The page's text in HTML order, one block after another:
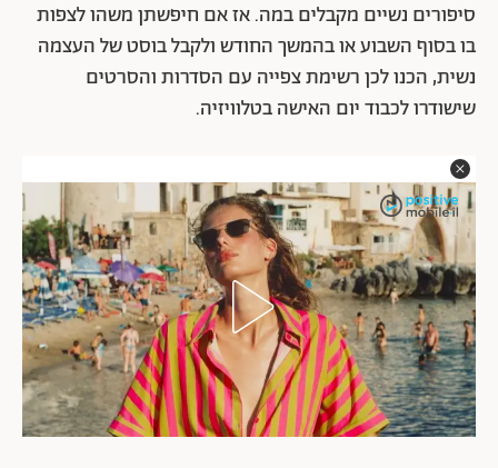
סיפורים נשיים מקבלים במה. אז אם חיפשתן משהו לצפות
בו בסוף השבוע או בהמשך החודש ולקבל בוסט של העצמה
נשית, הכנו לכן רשימת צפייה עם הסדרות והסרטים
שישודרו לכבוד יום האישה בטלוויזיה.